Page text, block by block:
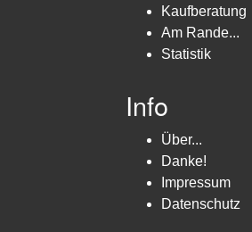
Kaufberatung
Am Rande...
Statistik
Info
Über...
Danke!
Impressum
Datenschutz